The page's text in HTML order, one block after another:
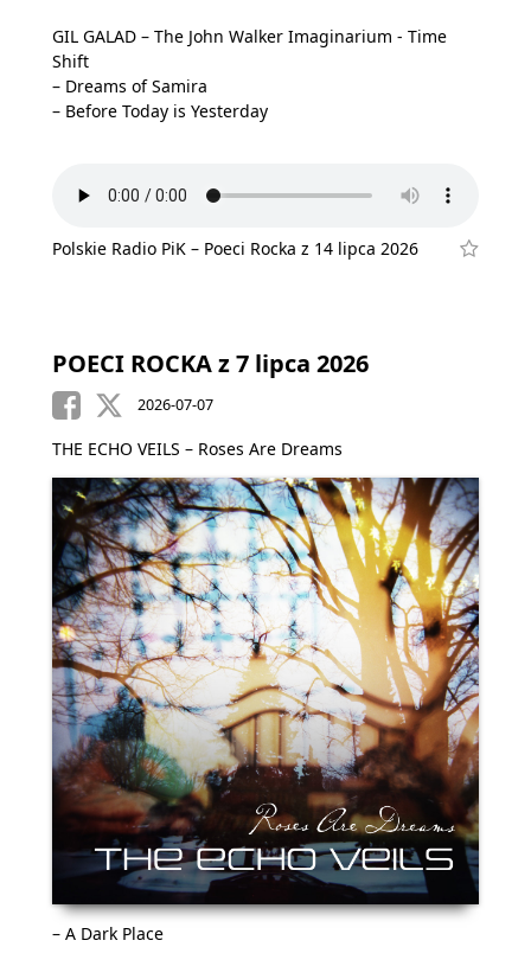
GIL GALAD – The John Walker Imaginarium - Time
Shift
– Dreams of Samira
– Before Today is Yesterday
Polskie Radio PiK – Poeci Rocka z 14 lipca 2026
POECI ROCKA z 7 lipca 2026
2026-07-07
THE ECHO VEILS – Roses Are Dreams
– A Dark Place